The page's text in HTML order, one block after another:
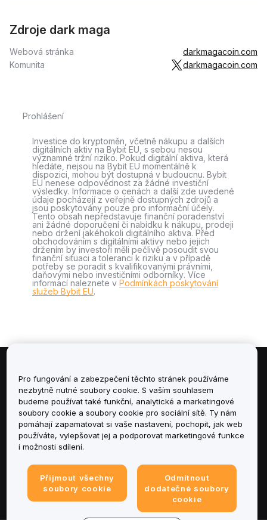
Zdroje dark maga
Webová stránka
darkmagacoin.com
Komunita
darkmagacoin.com
Prohlášení
Investice do kryptoměn, včetně nákupu a dalších
digitálních aktiv na Bybit EU, s sebou nesou
významné tržní riziko. Pokud digitální aktiva, která
hledáte, nejsou na Bybit EU momentálně k
dispozici, mohou být dostupná v budoucnu. Bybit
EU nenese odpovědnost za žádné investiční
výsledky. Informace o cenách a další zde uvedené
údaje pocházejí z veřejně dostupných zdrojů a
jsou poskytovány pouze pro informační účely.
Tento obsah nepředstavuje finanční poradenství
ani žádné doporučení či nabídku k nákupu, prodeji
nebo držení jakéhokoli digitálního aktiva. Před
obchodováním s digitálními aktivy nebo jejich
držením by investoři měli pečlivě posoudit svou
finanční situaci a toleranci k riziku a v případě
potřeby se poradit s kvalifikovanými právními,
daňovými nebo investičními odborníky. Více
informací naleznete v Podmínkách poskytování
služeb Bybit EU.
Informace
Služby
podpora
Právní informace
Pro fungování a zabezpečení těchto stránek používáme
nezbytně nutné soubory cookie. S vaším souhlasem
budeme používat také funkční, analytické a marketingové
soubory cookie a soubory cookie pro sociální sítě. Ty nám
pomáhají zapamatovat si vaše nastavení, pochopit, jak web
používáte, vylepšovat jej a podporovat marketingové funkce
i možnosti sdílení.
Přijmout všechny
soubory cookie
Odmítnout
dodatečné soubory
cookie